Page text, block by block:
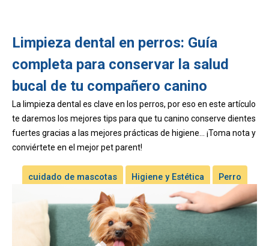
Limpieza dental en perros: Guía
completa para conservar la salud
bucal de tu compañero canino
La limpieza dental es clave en los perros, por eso en este artículo
te daremos los mejores tips para que tu canino conserve dientes
fuertes gracias a las mejores prácticas de higiene… ¡Toma nota y
conviértete en el mejor pet parent!
cuidado de mascotas Higiene y Estética Perro